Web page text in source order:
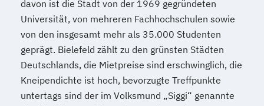
davon ist die Stadt von der 1969 gegründeten
Universität, von mehreren Fachhochschulen sowie
von den insgesamt mehr als 35.000 Studenten
geprägt. Bielefeld zählt zu den grünsten Städten
Deutschlands, die Mietpreise sind erschwinglich, die
Kneipendichte ist hoch, bevorzugte Treffpunkte
untertags sind der im Volksmund „Siggi“ genannte